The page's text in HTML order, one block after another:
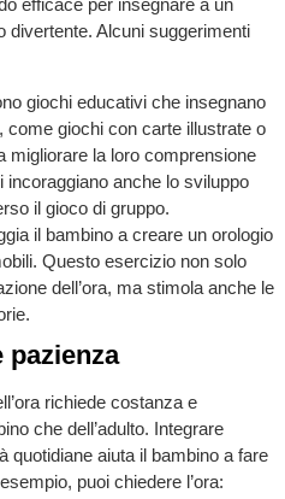
efficace per insegnare a un
divertente. Alcuni suggerimenti
giochi educativi che insegnano
come giochi con carte illustrate o
migliorare la loro comprensione
incoraggiano anche lo sviluppo
il gioco di gruppo.
il bambino a creare un orologio
Questo esercizio non solo
dell’ora, ma stimola anche le
pazienza
richiede costanza e
che dell’adulto. Integrare
quotidiane aiuta il bambino a fare
puoi chiedere l’ora: